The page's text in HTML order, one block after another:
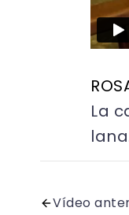
La
Vídeo